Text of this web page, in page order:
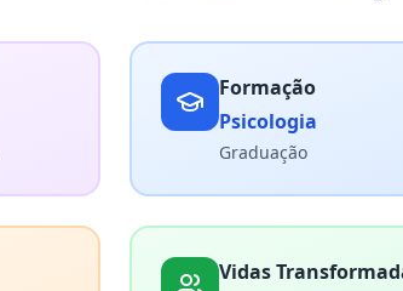
Formação
Psicologia
Graduação
Vidas